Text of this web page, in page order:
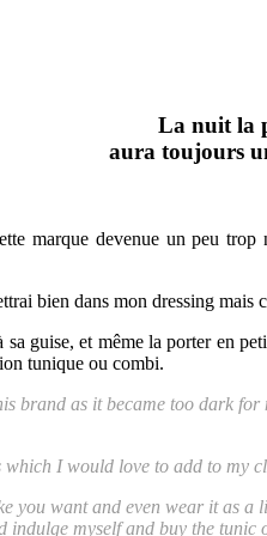
La nuit la
aura toujours
marque devenue un peu
bien dans mon dressing mais
guise, et même la porter en
tunique ou combi.
brand as it became too dark
I would love to add to my
you want and even wear it as
myself and buy the tunic